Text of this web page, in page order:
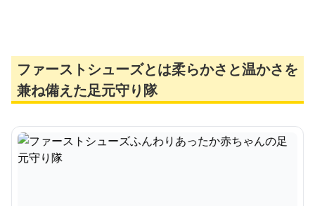
ファーストシューズとは柔らかさと温かさを
兼ね備えた足元守り隊